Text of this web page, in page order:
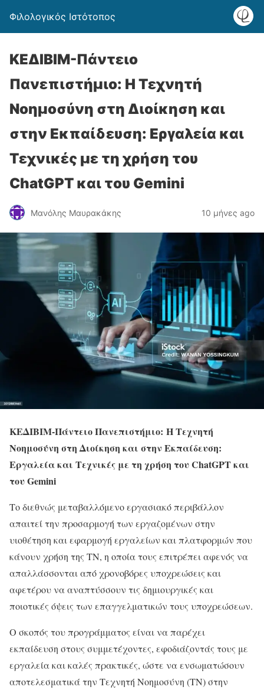
Φιλολογικός Ιστότοπος
ΚΕΔΙΒΙΜ-Πάντειο
Πανεπιστήμιο: Η Τεχνητή
Νοημοσύνη στη Διοίκηση και
στην Εκπαίδευση: Εργαλεία και
Τεχνικές με τη χρήση του
ChatGPT και του Gemini
Μανόλης Μαυρακάκης 10 μήνες ago
ΚΕΔΙΒΙΜ-Πάντειο Πανεπιστήμιο: Η Τεχνητή
Νοημοσύνη στη Διοίκηση και στην Εκπαίδευση:
Εργαλεία και Τεχνικές με τη χρήση του ChatGPT και
του Gemini
Το διεθνώς μεταβαλλόμενο εργασιακό περιβάλλον
απαιτεί την προσαρμογή των εργαζομένων στην
υιοθέτηση και εφαρμογή εργαλείων και πλατφορμών που
κάνουν χρήση της ΤΝ, η οποία τους επιτρέπει αφενός να
απαλλάσσονται από χρονοβόρες υποχρεώσεις και
αφετέρου να αναπτύσσουν τις δημιουργικές και
ποιοτικές όψεις των επαγγελματικών τους υποχρεώσεων.
Ο σκοπός του προγράμματος είναι να παρέχει
εκπαίδευση στους συμμετέχοντες, εφοδιάζοντάς τους με
εργαλεία και καλές πρακτικές, ώστε να ενσωματώσουν
αποτελεσματικά την Τεχνητή Νοημοσύνη (ΤΝ) στην